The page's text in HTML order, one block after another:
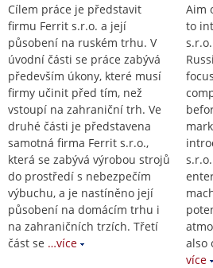
Cílem práce je představit
firmu Ferrit s.r.o. a její
působení na ruském trhu. V
úvodní části se práce zabývá
především úkony, které musí
firmy učinit před tím, než
vstoupí na zahraniční trh. Ve
druhé části je představena
samotná firma Ferrit s.r.o.,
která se zabývá výrobou strojů
do prostředí s nebezpečím
výbuchu, a je nastíněno její
působení na domácím trhu i
na zahraničních trzích. Třetí
část se …více
Aim
to
also
více